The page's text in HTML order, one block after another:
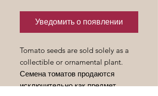
Уведомить о появлении
Tomato seeds are sold solely as a
collectible or ornamental plant.
Семена томатов продаются
исключительно как предмет